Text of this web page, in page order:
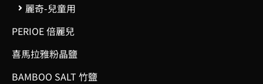
麗奇-兒童用
PERIOE 倍麗兒
喜馬拉雅粉晶鹽
BAMBOO SALT 竹鹽